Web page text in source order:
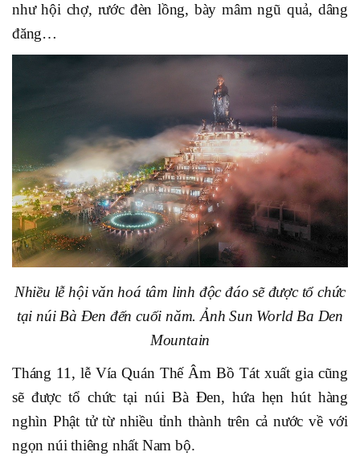
như hội chợ, rước đèn lồng, bày mâm ngũ quả, dâng
đăng…
Nhiều lễ hội văn hoá tâm linh độc đáo sẽ được tổ chức
tại núi Bà Đen đến cuối năm. Ảnh Sun World Ba Den
Mountain
Tháng 11, lễ Vía Quán Thế Âm Bồ Tát xuất gia cũng
sẽ được tổ chức tại núi Bà Đen, hứa hẹn hút hàng
nghìn Phật tử từ nhiều tỉnh thành trên cả nước về với
ngọn núi thiêng nhất Nam bộ.